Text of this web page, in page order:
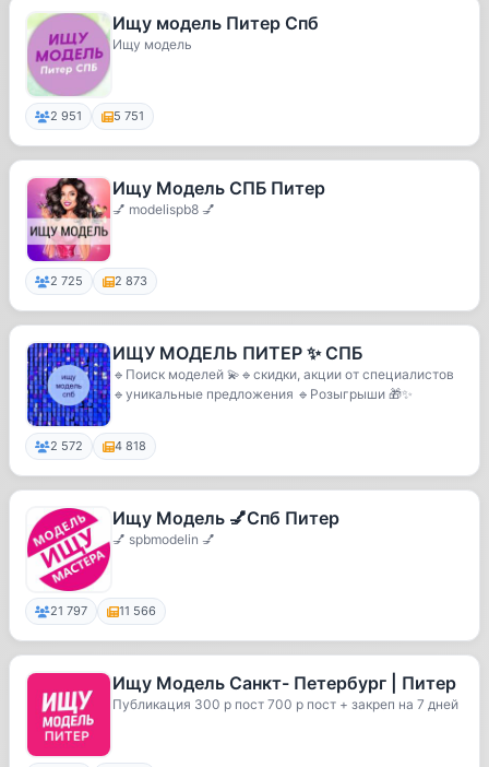
Ищу модель Питер Спб
Ищу модель
2 951 5 751
Ищу Модель СПБ Питер
💅 modelispb8 💅
2 725 2 873
ИЩУ МОДЕЛЬ ПИТЕР ✨ СПБ
🔹Поиск моделей 💫🔹скидки, акции от специалистов
🔹уникальные предложения 🔹Розыгрыши 🎁✨
2 572 4 818
Ищу Модель 💅Спб Питер
💅 spbmodelin 💅
21 797 11 566
Ищу Модель Санкт- Петербург | Питер
Публикация 300 р пост 700 р пост + закреп на 7 дней